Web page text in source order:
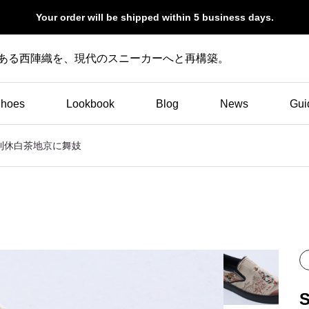
Your order will be shipped within 5 business days.
る西陣織を、現代のスニーカーへと再構築。
Lookbook Blog News
休白茶地京に舞妓